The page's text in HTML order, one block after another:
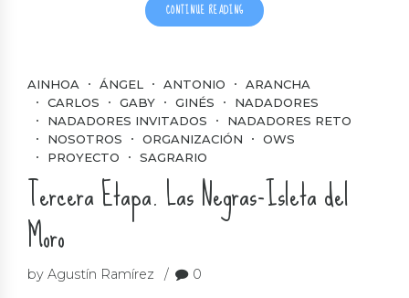
CONTINUE READING
AINHOA ÁNGEL ANTONIO
ARANCHA
CARLOS
GABY GINÉS
NADADORES
NADADORES INVITADOS
NADADORES RETO
NOSOTROS
ORGANIZACIÓN
OWS
PROYECTO
SAGRARIO
Tercera Etapa. Las Negras-Isleta del
Moro
by Agustín Ramírez 0